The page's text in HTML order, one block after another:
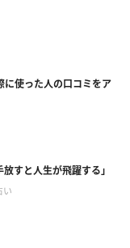
使った人の口コミをア
すと人生が飛躍する」
い